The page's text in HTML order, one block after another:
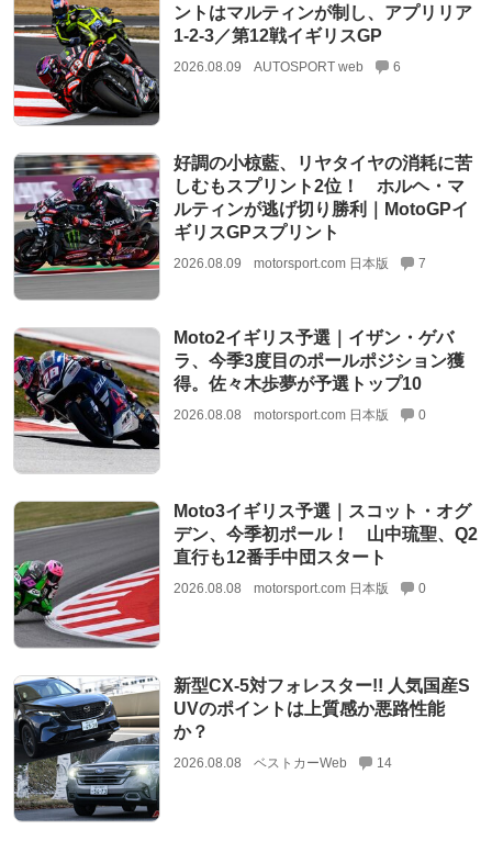
ントはマルティンが制し、アプリリア
1-2-3／第12戦イギリスGP
2026.08.09 AUTOSPORT web 6
好調の小椋藍、リヤタイヤの消耗に苦
しむもスプリント2位！ ホルヘ・マ
ルティンが逃げ切り勝利｜MotoGPイ
ギリスGPスプリント
2026.08.09 motorsport.com 日本版 7
Moto2イギリス予選｜イザン・ゲバ
ラ、今季3度目のポールポジション獲
得。佐々木歩夢が予選トップ10
2026.08.08 motorsport.com 日本版 0
Moto3イギリス予選｜スコット・オグ
デン、今季初ポール！ 山中琉聖、Q2
直行も12番手中団スタート
2026.08.08 motorsport.com 日本版 0
新型CX-5対フォレスター!! 人気国産S
UVのポイントは上質感か悪路性能
か？
2026.08.08 ベストカーWeb 14